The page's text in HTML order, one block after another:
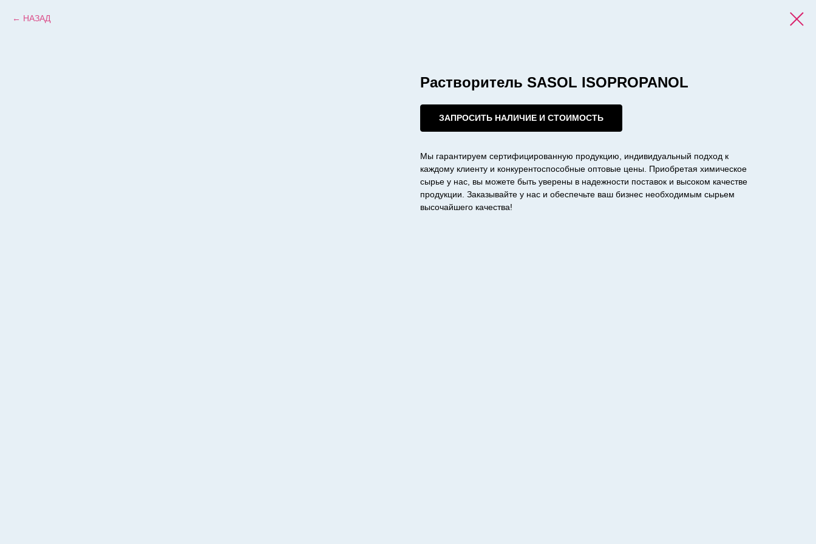
НАЗАД
Растворитель SASOL ISOPROPANOL
ЗАПРОСИТЬ НАЛИЧИЕ И СТОИМОСТЬ
Мы гарантируем сертифицированную продукцию, индивидуальный подход к
каждому клиенту и конкурентоспособные оптовые цены. Приобретая химическое
сырье у нас, вы можете быть уверены в надежности поставок и высоком качестве
продукции. Заказывайте у нас и обеспечьте ваш бизнес необходимым сырьем
высочайшего качества!